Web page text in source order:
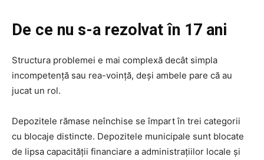
De ce nu s-a rezolvat în 17 ani
Structura problemei e mai complexă decât simpla
incompetență sau rea-voință, deși ambele pare că au
jucat un rol.
Depozitele rămase neînchise se împart în trei categorii
cu blocaje distincte. Depozitele municipale sunt blocate
de lipsa capacității financiare a administrațiilor locale și